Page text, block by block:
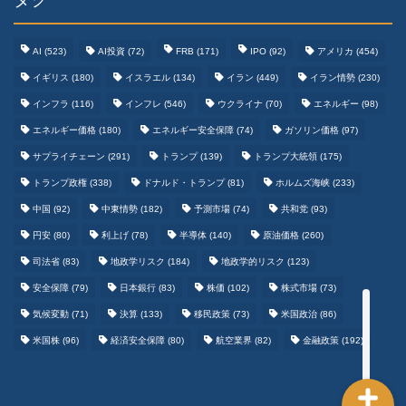
AI (523) AI投資 (72) FRB (171) IPO (92) アメリカ (454)
イギリス (180) イスラエル (134) イラン (449) イラン情勢 (230)
インフラ (116) インフレ (546) ウクライナ (70) エネルギー (98)
エネルギー価格 (180) エネルギー安全保障 (74) ガソリン価格 (97)
サプライチェーン (291) トランプ(139) トランプ大統領 (175)
トランプ政権 (338) ドナルド・トランプ(81) ホルムズ海峡 (233)
中国 (92) 中東情勢 (182) 予測市場 (74) 共和党 (93)
円安 (80) 利上げ (78) 半導体 (140) 原油価格 (260)
司法省 (83) 地政学リスク (184) 地政学的リスク (123)
安全保障 (79) 日本銀行 (83) 株価 (102) 株式市場 (73)
気候変動 (71) 決算 (133) 移民政策 (73) 米国政治 (86)
米国株 (96) 経済安全保障 (80) 航空業界 (82) 金融政策 (192)
野球まとめ
サッカーまとめ